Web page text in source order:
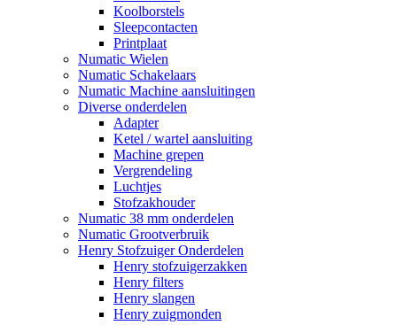
Koolborstels
Sleepcontacten
Printplaat
Numatic Wielen
Numatic Schakelaars
Numatic Machine aansluitingen
Diverse onderdelen
Adapter
Ketel / wartel aansluiting
Machine grepen
Vergrendeling
Luchtjes
Stofzakhouder
Numatic 38 mm onderdelen
Numatic Grootverbruik
Henry Stofzuiger Onderdelen
Henry stofzuigerzakken
Henry filters
Henry slangen
Henry zuigmonden